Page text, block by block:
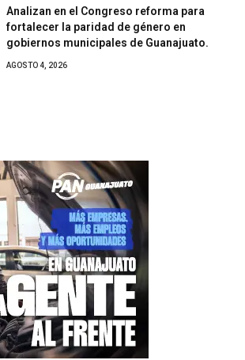
Analizan en el Congreso reforma para
fortalecer la paridad de género en
gobiernos municipales de Guanajuato.
AGOSTO 4, 2026